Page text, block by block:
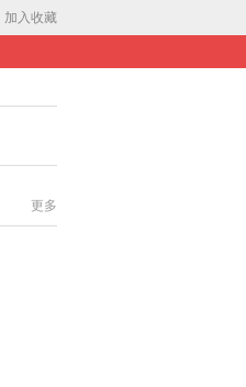
加入收藏
更多